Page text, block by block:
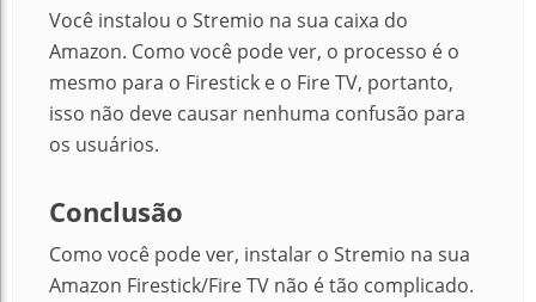
Você instalou o Stremio na sua caixa do
Amazon. Como você pode ver, o processo é o
mesmo para o Firestick e o Fire TV, portanto,
isso não deve causar nenhuma confusão para
os usuários.
Conclusão
Como você pode ver, instalar o Stremio na sua
Amazon Firestick/Fire TV não é tão complicado.